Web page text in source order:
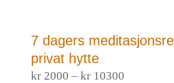
7 dagers
privat hytte
kr 2000 – kr 10300